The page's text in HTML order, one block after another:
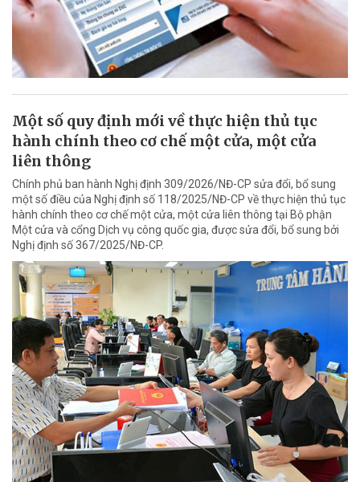
Một số quy định mới về thực hiện thủ tục
hành chính theo cơ chế một cửa, một cửa
liên thông
Chính phủ ban hành Nghị định 309/2026/NĐ-CP sửa đổi, bổ sung
một số điều của Nghị định số 118/2025/NĐ-CP về thực hiện thủ tục
hành chính theo cơ chế một cửa, một cửa liên thông tại Bộ phận
Một cửa và cổng Dịch vụ công quốc gia, được sửa đổi, bổ sung bởi
Nghị định số 367/2025/NĐ-CP.